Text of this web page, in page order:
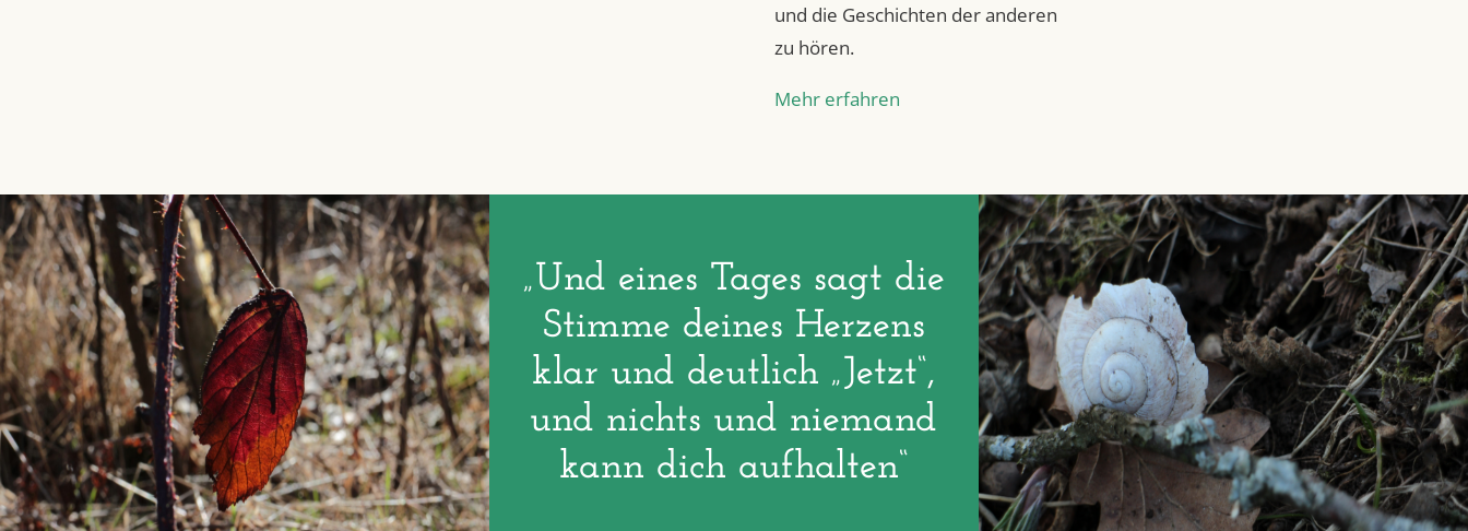
und die Geschichten der anderen
zu hören.
Mehr erfahren
„Und eines Tages sagt die
Stimme deines Herzens
klar und deutlich „Jetzt“,
und nichts und niemand
kann dich aufhalten“